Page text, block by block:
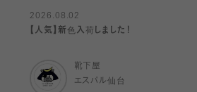
2026.08.02
【人気】新色入荷しました！
靴下屋
エスパル仙台